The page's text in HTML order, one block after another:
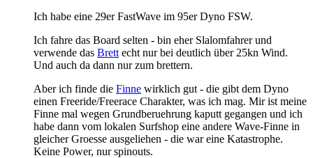
Ich habe eine 29er FastWave im 95er Dyno FSW.
Ich fahre das Board selten - bin eher Slalomfahrer und
verwende das Brett echt nur bei deutlich über 25kn Wind.
Und auch da dann nur zum brettern.
Aber ich finde die Finne wirklich gut - die gibt dem Dyno
einen Freeride/Freerace Charakter, was ich mag. Mir ist meine
Finne mal wegen Grundberuehrung kaputt gegangen und ich
habe dann vom lokalen Surfshop eine andere Wave-Finne in
gleicher Groesse ausgeliehen - die war eine Katastrophe.
Keine Power, nur spinouts.